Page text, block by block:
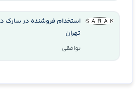
استخدام فروشنده در سارک
تهران
توافقی